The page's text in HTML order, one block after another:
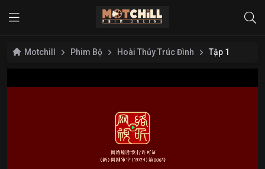
Motchill Phim Bộ Hoài Thủy Trúc Đình Tập 1